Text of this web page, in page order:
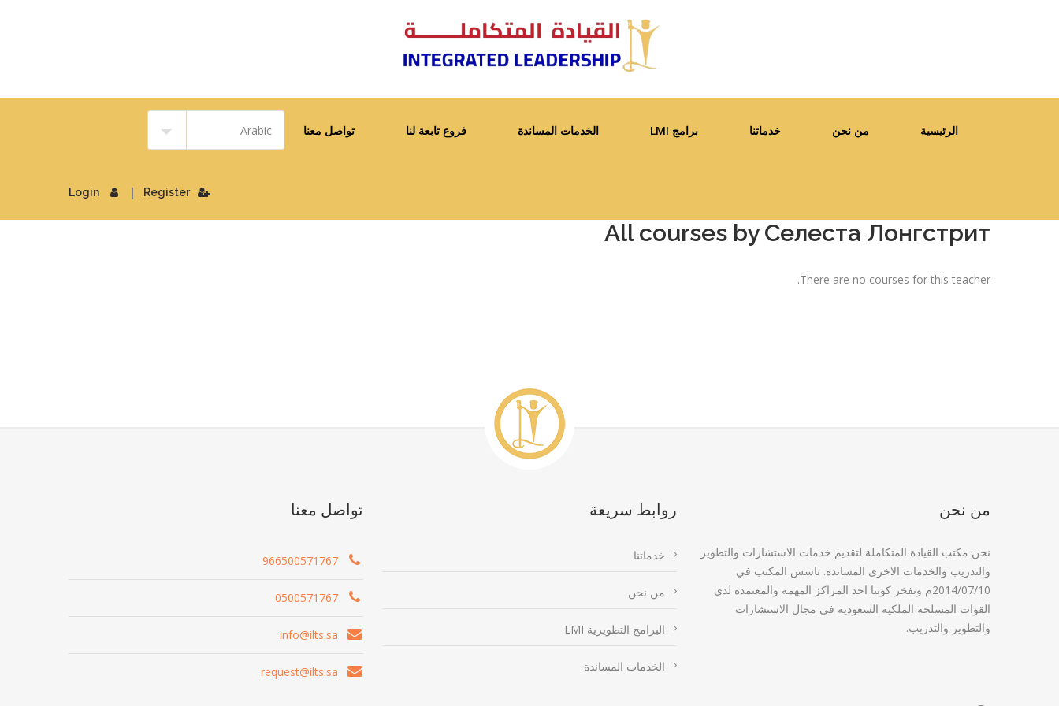
الرئيسية من نحن خدماتنا برامج LMI الخدمات المساندة فروع تابعة لنا تواصل معنا
Login | Register
All courses by Селеста Лонгстрит
There are no courses for this teacher.
من نحن
نحن مكتب القيادة المتكاملة لتقديم خدمات الاستشارات والتطوير
والتدريب والخدمات الاخرى المساندة. تاسس المكتب في
2014/07/10م ونفخر كوننا احد المراكز المهمه والمعتمدة لدى
القوات المسلحة الملكية السعودية في مجال الاستشارات
والتطوير والتدريب.
روابط سريعة
خدماتنا
من نحن
البرامج التطويرية LMI
الخدمات المساندة
تواصل معنا
966500571767
0500571767
info@ilts.sa
request@ilts.sa